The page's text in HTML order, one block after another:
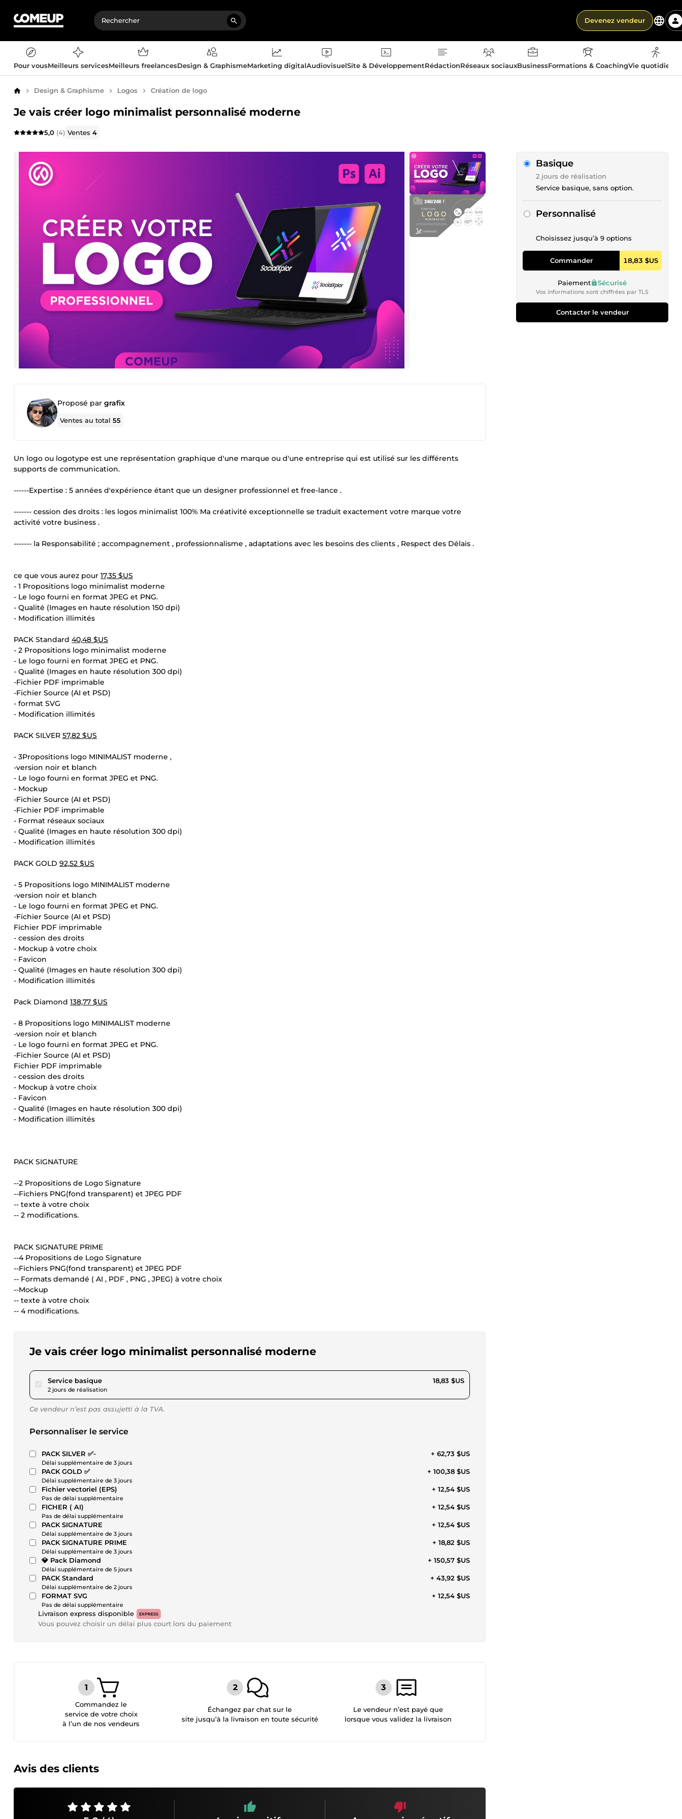
Devenez vendeur
Pour vousMeilleurs servicesMeilleurs freelancesDesign & GraphismeMarketing digitalAudiovisuelSite & DéveloppementRédactionRéseaux sociauxBusinessFormations & CoachingVie
AccueilDesign & Graphisme Logos Création de logo
Je vais créer logo minimalist personnalisé moderne
5,0 (4) Ventes4
Proposé par grafix
Ventes au total55
Un logo ou logotype est une représentation graphique d'une marque ou d'une entreprise qui est utilisé sur les différents
supports de communication.
------Expertise : 5 années d'expérience étant que un designer professionnel et free-lance .
------- cession des droits : les logos minimalist 100% Ma créativité exceptionnelle se traduit exactement votre marque votre
activité votre business .
------- la Responsabilité ; accompagnement , professionnalisme , adaptations avec les besoins des clients , Respect des Délais .
ce que vous aurez pour 17,35 $US
- 1 Propositions logo minimalist moderne
- Le logo fourni en format JPEG et PNG.
- Qualité (Images en haute résolution 150 dpi)
- Modification illimités
PACK Standard 40,48 $US
- 2 Propositions logo minimalist moderne
- Le logo fourni en format JPEG et PNG.
- Qualité (Images en haute résolution 300 dpi)
-Fichier PDF imprimable
-Fichier Source (AI et PSD)
- format SVG
- Modification illimités
PACK SILVER 57,82 $US
- 3Propositions logo MINIMALIST moderne ,
-version noir et blanch
- Le logo fourni en format JPEG et PNG.
- Mockup
-Fichier Source (AI et PSD)
-Fichier PDF imprimable
- Format réseaux sociaux
- Qualité (Images en haute résolution 300 dpi)
- Modification illimités
PACK GOLD 92,52 $US
- 5 Propositions logo MINIMALIST moderne
-version noir et blanch
- Le logo fourni en format JPEG et PNG.
-Fichier Source (AI et PSD)
Fichier PDF imprimable
- cession des droits
- Mockup à votre choix
- Favicon
- Qualité (Images en haute résolution 300 dpi)
- Modification illimités
Pack Diamond 138,77 $US
- 8 Propositions logo MINIMALIST moderne
-version noir et blanch
- Le logo fourni en format JPEG et PNG.
-Fichier Source (AI et PSD)
Fichier PDF imprimable
- cession des droits
- Mockup à votre choix
- Favicon
- Qualité (Images en haute résolution 300 dpi)
- Modification illimités
PACK SIGNATURE
--2 Propositions de Logo Signature
--Fichiers PNG(fond transparent) et JPEG PDF
-- texte à votre choix
-- 2 modifications.
PACK SIGNATURE PRIME
--4 Propositions de Logo Signature
--Fichiers PNG(fond transparent) et JPEG PDF
-- Formats demandé ( AI , PDF , PNG , JPEG) à votre choix
--Mockup
-- texte à votre choix
-- 4 modifications.
Je vais créer logo minimalist personnalisé moderne
Service basiquepour 17,35 $US
2 jours de réalisation
18,83 $US
Ce vendeur n’est pas assujetti à la TVA.
Personnaliser le service
PACK SILVER ✅-
Délai supplémentaire de 3 jours
+ 62,73 $US
PACK GOLD ✅
Délai supplémentaire de 3 jours
+ 100,38 $US
Fichier vectoriel (EPS)
Pas de délai supplémentaire
+ 12,54 $US
FICHER ( AI)
Pas de délai supplémentaire
+ 12,54 $US
PACK SIGNATURE
Délai supplémentaire de 3 jours
+ 12,54 $US
PACK SIGNATURE PRIME
Délai supplémentaire de 3 jours
+ 18,82 $US
💎 Pack Diamond
Délai supplémentaire de 5 jours
+ 150,57 $US
PACK Standard
Délai supplémentaire de 2 jours
+ 43,92 $US
FORMAT SVG
Pas de délai supplémentaire
+ 12,54 $US
Livraison express disponible EXPRESS
Vous pouvez choisir un délai plus court lors du paiement
Basique
2 jours de réalisation
Service basique, sans option.
Personnalisé
Choisissez jusqu’à 9 options
Commander 18,83 $US
Paiement Sécurisé
Vos informations sont chiffrées par TLS
Contacter le vendeur
Commandez le
service de votre choix
à l’un de nos vendeurs
Échangez par chat sur le
site jusqu’à la livraison en toute sécurité
Le vendeur n’est payé que
lorsque vous validez la livraison
Avis des clients